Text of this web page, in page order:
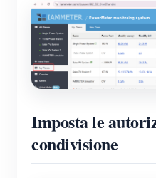
Imposta le
condivisione